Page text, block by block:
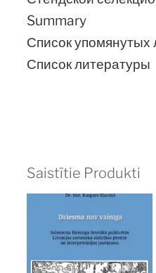
Summary
Список упомянутых
Список литературы
Saistītie Produkti